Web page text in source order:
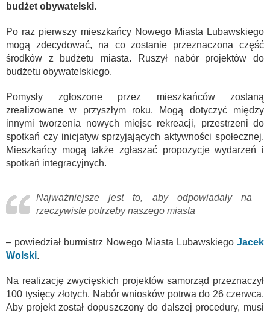
budżet obywatelski.
Po raz pierwszy mieszkańcy Nowego Miasta Lubawskiego
mogą zdecydować, na co zostanie przeznaczona część
środków z budżetu miasta. Ruszył nabór projektów do
budżetu obywatelskiego.
Pomysły zgłoszone przez mieszkańców zostaną
zrealizowane w przyszłym roku. Mogą dotyczyć między
innymi tworzenia nowych miejsc rekreacji, przestrzeni do
spotkań czy inicjatyw sprzyjających aktywności społecznej.
Mieszkańcy mogą także zgłaszać propozycje wydarzeń i
spotkań integracyjnych.
Najważniejsze jest to, aby odpowiadały na
rzeczywiste potrzeby naszego miasta
– powiedział burmistrz Nowego Miasta Lubawskiego Jacek
Wolski.
Na realizację zwycięskich projektów samorząd przeznaczył
100 tysięcy złotych. Nabór wniosków potrwa do 26 czerwca.
Aby projekt został dopuszczony do dalszej procedury, musi